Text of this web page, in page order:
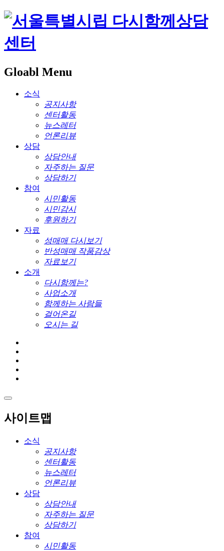
Gloabl Menu
소식
공지사항
센터활동
뉴스레터
언론리뷰
상담
상담안내
자주하는 질문
상담하기
참여
시민활동
시민감시
후원하기
자료
성매매 다시보기
반성매매 작품감상
자료보기
소개
다시함께는?
사업소개
함께하는 사람들
걸어온길
오시는 길
사이트맵
소식
공지사항
센터활동
뉴스레터
언론리뷰
상담
상담안내
자주하는 질문
상담하기
참여
시민활동